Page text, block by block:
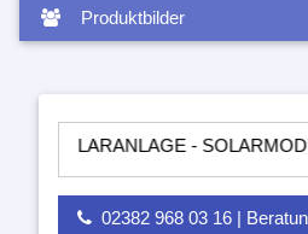
Produktbilder
- SOLARMODULE -
02382 968 03 16 |